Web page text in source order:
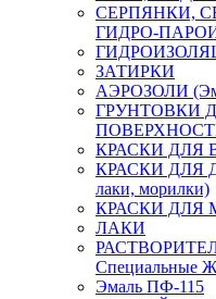
СЕРПЯНКИ,
ГИДРО-
ЗАТИРКИ
АЭРОЗОЛИ
ГРУНТОВКИ
КРАСКИ ДЛЯ
КРАСКИ ДЛЯ
лаки, морилки)
КРАСКИ ДЛЯ
ЛАКИ
Специальные
Эмаль ПФ-115